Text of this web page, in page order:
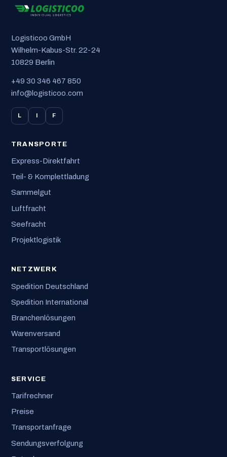
Logisticoo GmbH
Wilhelm-Kabus-Str. 22-24
10829 Berlin
+49 30 346 467 850
info@logisticoo.com
L F
TRANSPORTE
Express-Direktfahrt
Teil- & Komplettladung
Sammelgut
Luftfracht
Seefracht
Projektlogistik
NETZWERK
Spedition Deutschland
Spedition International
Branchenlösungen
Warenversand
Transportlösungen
SERVICE
Tarifrechner
Preise
Transportanfrage
Sendungsverfolgung